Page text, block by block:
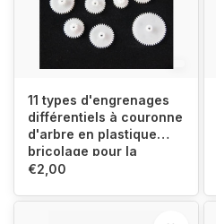
11 types d'engrenages
différentiels à couronne
d'arbre en plastique
bricolage pour la
robotique
€2,00